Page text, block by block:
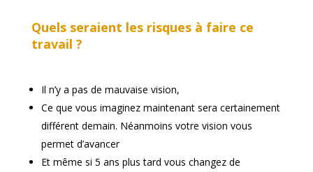
Quels seraient les risques à faire ce
travail ?
Il n’y a pas de mauvaise vision,
Ce que vous imaginez maintenant sera certainement
différent demain. Néanmoins votre vision vous
permet d’avancer
Et même si 5 ans plus tard vous changez de